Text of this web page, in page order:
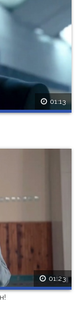
01:13
01:23